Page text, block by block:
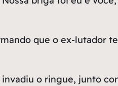
que o ex-lutador
o ringue, junto